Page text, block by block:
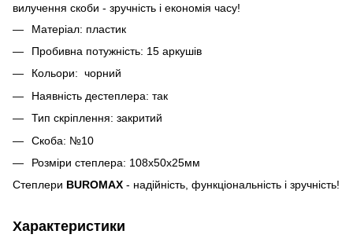
вилучення скоби - зручність і економія часу!
Матеріал: пластик
Пробивна потужність: 15 аркушів
Кольори: чорний
Наявність дестеплера: так
Тип скріплення: закритий
Скоба: №10
Розміри степлера: 108х50х25мм
Степлери BUROMAX - надійність, функціональність і зручність!
Характеристики